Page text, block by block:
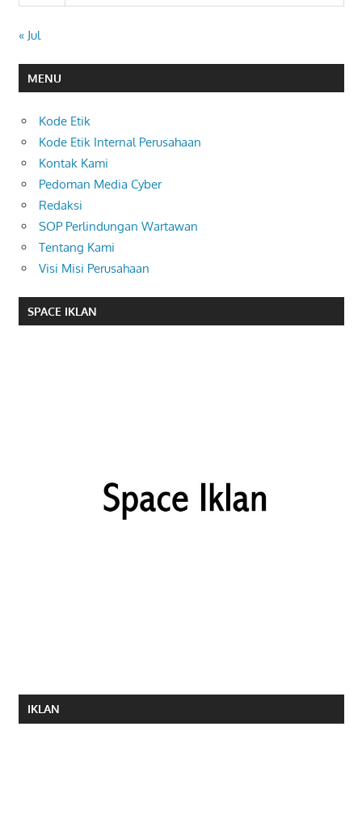
« Jul
MENU
Kode Etik
Kode Etik Internal Perusahaan
Kontak Kami
Pedoman Media Cyber
Redaksi
SOP Perlindungan Wartawan
Tentang Kami
Visi Misi Perusahaan
SPACE IKLAN
IKLAN